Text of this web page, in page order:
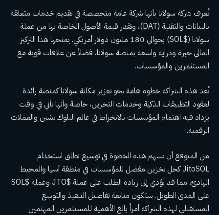
تُعرف شركة سولانا بأنها شركة عامة متخصصة في تقديم خدمات متعلقة
بالبيانات والتقنية (DAT)، وتقدر قيمة الأصول الخاصة بها من عملة
سولانا ($SOL
) بحوالي 180 مليون دولار أمريكي. يمنحها هذا التركيز
المالي خبرة ودراية واسعة بمنصة سولانا، فضلاً عن علاقات قوية مع
المستثمرين والمؤسسات.
تُعد هذه الشراكة خطوة هامة نحو تعزيز مكانة سولانا كمنصة رائدة
لعقود التطبيقات الذكية وخدمات التخزين، خاصة وأنها تأتي في وقت
يزداد فيه اهتمام المؤسسات بالانخراط في عالم البلوك تشين والعملات
الرقمية.
من المتوقع أن تسهم هذه الخطوة في توسيع نطاق استخدام
JitoSOL كحل تخزين مفضل للمؤسسات في منطقة آسيا والمحيط
الهادئ، مما قد يؤدي إلى زيادة الطلب على عملة $JTO وعملة $SOL
على المدى الطويل. ستكون متابعة تفاصيل التنفيذ والتوسع
المستقبلي لهذه الشراكة أمراً بالغ الأهمية للمستثمرين المهتمين